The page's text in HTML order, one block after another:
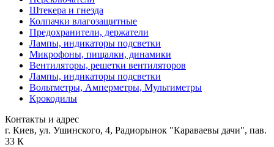
Штекера и гнезда
Колпачки влагозащитные
Предохранители, держатели
Лампы, индикаторы подсветки
Микрофоны, пищалки, динамики
Вентиляторы, решетки вентиляторов
Лампы, индикаторы подсветки
Вольтметры, Амперметры, Мультиметры
Крокодилы
Контакты и адрес
г. Киев, ул. Ушинского, 4, Радиорынок "Караваевы дачи", пав.
33 К